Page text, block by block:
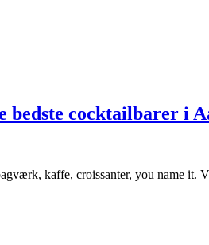
bedste cocktailbarer i
kaffe, croissanter, you name it.